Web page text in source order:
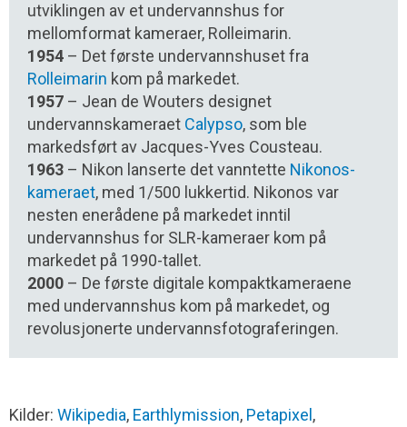
utviklingen av et undervannshus for
mellomformat kameraer, Rolleimarin.
1954 – Det første undervannshuset fra
Rolleimarin kom på markedet.
1957 – Jean de Wouters designet
undervannskameraet Calypso, som ble
markedsført av Jacques-Yves Cousteau.
1963 – Nikon lanserte det vanntette Nikonos-
kameraet, med 1/500 lukkertid. Nikonos var
nesten enerådene på markedet inntil
undervannshus for SLR-kameraer kom på
markedet på 1990-tallet.
2000 – De første digitale kompaktkameraene
med undervannshus kom på markedet, og
revolusjonerte undervannsfotograferingen.
Kilder: Wikipedia, Earthlymission, Petapixel ,